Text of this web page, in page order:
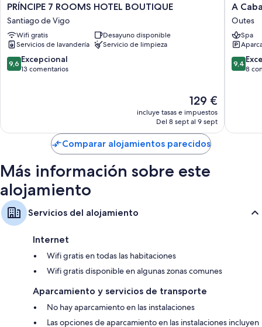
PRÍNCIPE
7
ROOMS
HOTEL
BOUTIQUE
Santiago
de
PRÍNCIPE 7 ROOMS HOTEL BOUTIQUE
Santiago de Vigo
Wifi gratis
Desayuno disponible
Servicios de lavandería
Servicio de limpieza
9.6
sobre
9,6 Excepcional
13 comentarios
El
precio
actual
de
129 €
129 €
incluye tasas e impuestos
Del 8 sept al 9 sept
A
Cabana
de
Carmen
Outes
A
Outes
Spa
9.4
sobre
9,4
8
Comparar alojamientos parecidos
Más información sobre este
alojamiento
Servicios del alojamiento
Internet
Wifi gratis en todas las habitaciones
Wifi gratis disponible en algunas zonas comunes
Aparcamiento y servicios de transporte
No hay aparcamiento en las instalaciones
Las opciones de aparcamiento en las instalaciones incluyen